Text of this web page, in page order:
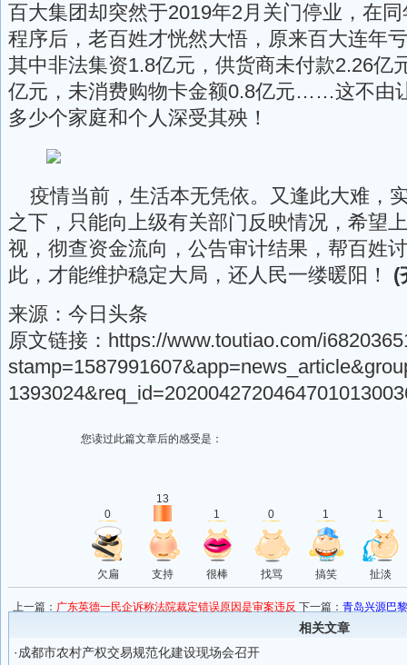
百大集团却突然于2019年2月关门停业，在
程序后，老百姓才恍然大悟，原来百大连年
其中非法集资1.8亿元，供货商未付款2.26亿
亿元，未消费购物卡金额0.8亿元……这不由
多少个家庭和个人深受其殃！
疫情当前，生活本无凭依。又逢此大难，
之下，只能向上级有关部门反映情况，希望
视，彻查资金流向，公告审计结果，帮百姓
此，才能维护稳定大局，还人民一缕暖阳！
(
来源：今日头条
原文链接：https://www.toutiao.com/
您读过此篇文章后的感受是：
0
13
1
0 1 1
欠扁 支持 很棒 找骂 搞笑 扯淡
上一篇： 广东英德一民企诉称法院裁定错误原因是审案违反 下一篇： 青岛兴源巴
相关文章
·成都市农村产权交易规范化建设现场会召开